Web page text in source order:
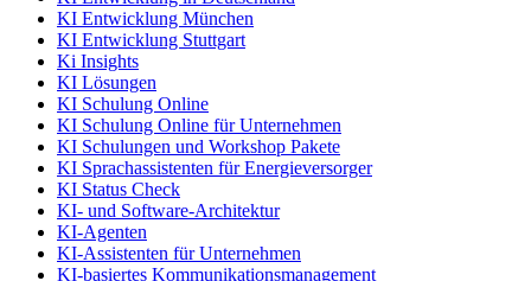
KI Entwicklung München
KI Entwicklung Stuttgart
Ki Insights
KI Lösungen
KI Schulung Online
KI Schulung Online für Unternehmen
KI Schulungen und Workshop Pakete
KI Sprachassistenten für Energieversorger
KI Status Check
KI- und Software-Architektur
KI-Agenten
KI-Assistenten für Unternehmen
KI-basiertes Kommunikationsmanagement